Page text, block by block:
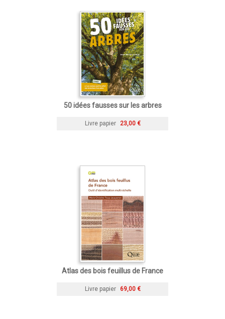
50 idées fausses sur les arbres
Livre papier 23,00 €
Atlas des bois feuillus de France
Livre papier 69,00 €